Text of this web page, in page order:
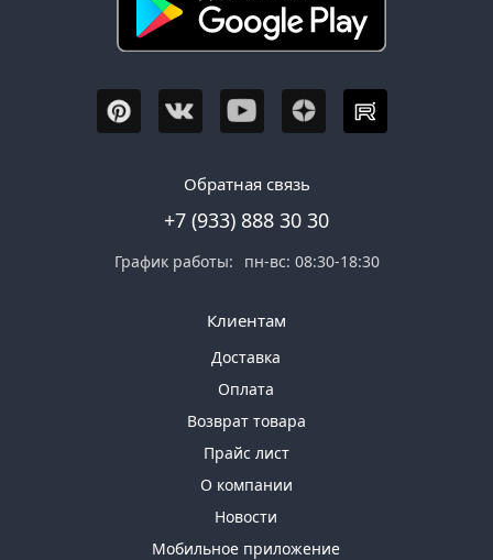
Обратная связь
+7 (933) 888 30 30
График работы: пн-вс: 08:30-18:30
Клиентам
Доставка
Оплата
Возврат товара
Прайс лист
О компании
Новости
Мобильное приложение